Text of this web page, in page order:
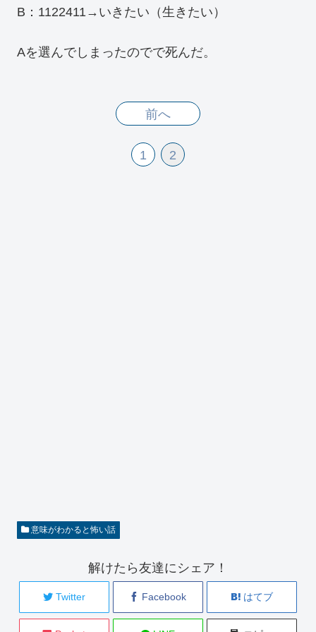
B：1122411→いきたい（生きたい）
Aを選んでしまったのでで死んだ。
前へ
1 2
意味がわかると怖い話
解けたら友達にシェア！
Twitter Facebook はてブ